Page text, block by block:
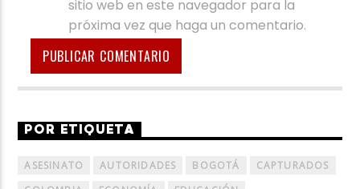
sitio web en este navegador para la
próxima vez que haga un comentario.
POR ETIQUETA
ASESINATO AUTORIDADES BOGOTÁ
CAPTURADOS